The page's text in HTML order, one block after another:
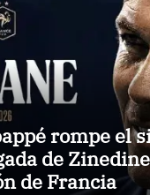
rompe el
de
de Francia